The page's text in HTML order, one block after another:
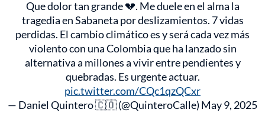
Que dolor tan grande 💔. Me duele en el alma la
tragedia en Sabaneta por deslizamientos. 7 vidas
perdidas. El cambio climático es y será cada vez más
violento con una Colombia que ha lanzado sin
alternativa a millones a vivir entre pendientes y
quebradas. Es urgente actuar.
pic.twitter.com/CQc1qzQCxr
— Daniel Quintero 🇨🇴 (@QuinteroCalle) May 9, 2025